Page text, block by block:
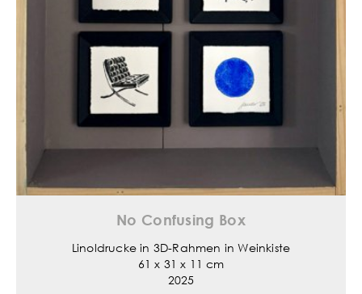
No Confusing Box
Linoldrucke in 3D-Rahmen in Weinkiste
61 x 31 x 11 cm
2025